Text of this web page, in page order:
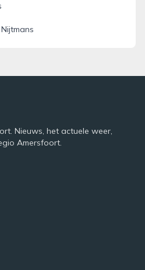
Nieuws, het actuele weer,
Amersfoort.